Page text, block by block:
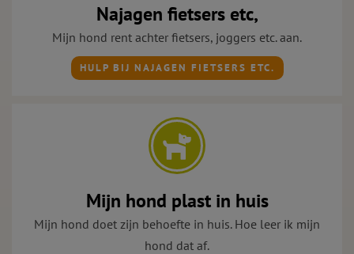
Najagen fietsers etc,
Mijn hond rent achter fietsers, joggers etc. aan.
HULP BIJ NAJAGEN FIETSERS ETC.
Mijn hond plast in huis
Mijn hond doet zijn behoefte in huis. Hoe leer ik mijn
hond dat af.